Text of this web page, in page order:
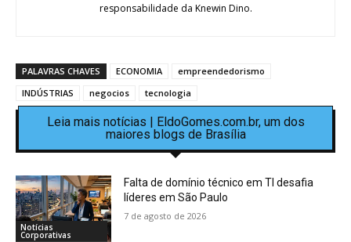
responsabilidade da Knewin Dino.
PALAVRAS CHAVES ECONOMIA
empreendedorismo
INDÚSTRIAS
negocios tecnologia
Leia mais notícias | EldoGomes.com.br, um dos
maiores blogs de Brasília
Notícias
Corporativas
Falta de domínio técnico em TI desafia
líderes em São Paulo
7 de agosto de 2026